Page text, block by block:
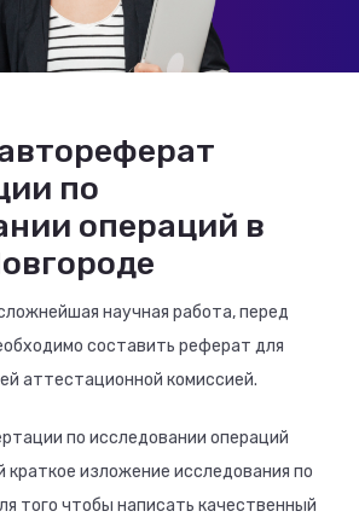
по
операций в
научная работа, перед
составить реферат для
аттестационной комиссией.
по исследовании операций
краткое изложение исследования по
того чтобы написать качественный